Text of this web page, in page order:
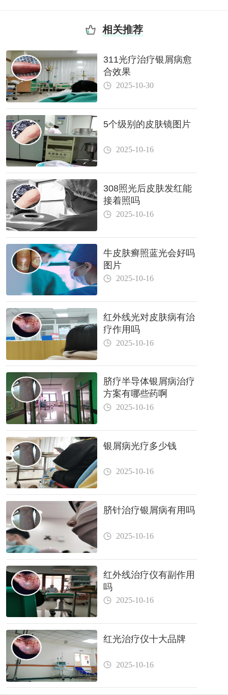
相关推荐
311光疗治疗银屑病愈
合效果
2025-10-30
5个级别的皮肤镜图片
2025-10-16
308照光后皮肤发红能
接着照吗
2025-10-16
牛皮肤癣照蓝光会好吗
图片
2025-10-16
红外线光对皮肤病有治
疗作用吗
2025-10-16
脐疗半导体银屑病治疗
方案有哪些药啊
2025-10-16
银屑病光疗多少钱
2025-10-16
脐针治疗银屑病有用吗
2025-10-16
红外线治疗仪有副作用
吗
2025-10-16
红光治疗仪十大品牌
2025-10-16